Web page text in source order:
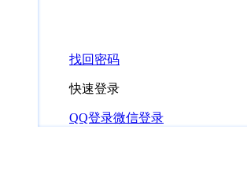
找回密码
快速登录
QQ登录微信登录